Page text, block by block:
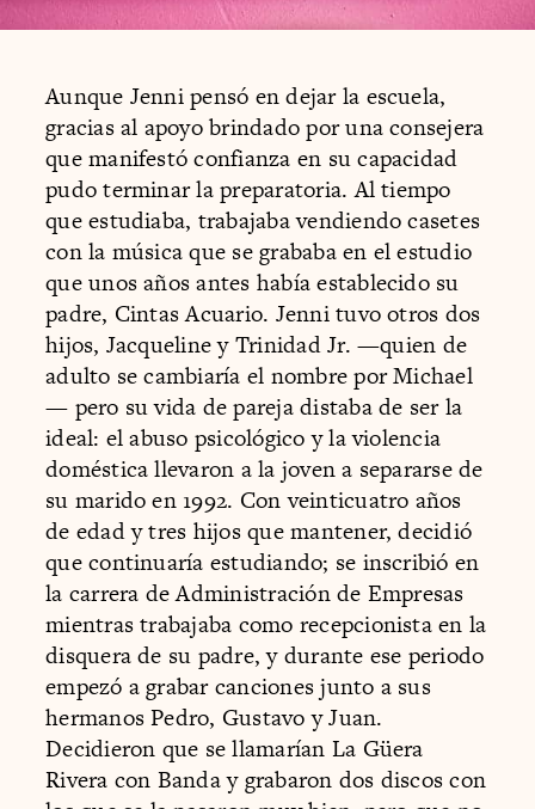
Aunque Jenni pensó en dejar la escuela,
gracias al apoyo brindado por una consejera
que manifestó confianza en su capacidad
pudo terminar la preparatoria. Al tiempo
que estudiaba, trabajaba vendiendo casetes
con la música que se grababa en el estudio
que unos años antes había establecido su
padre, Cintas Acuario. Jenni tuvo otros dos
hijos, Jacqueline y Trinidad Jr. —quien de
adulto se cambiaría el nombre por Michael
— pero su vida de pareja distaba de ser la
ideal: el abuso psicológico y la violencia
doméstica llevaron a la joven a separarse de
su marido en 1992. Con veinticuatro años
de edad y tres hijos que mantener, decidió
que continuaría estudiando; se inscribió en
la carrera de Administración de Empresas
mientras trabajaba como recepcionista en la
disquera de su padre, y durante ese periodo
empezó a grabar canciones junto a sus
hermanos Pedro, Gustavo y Juan.
Decidieron que se llamarían La Güera
Rivera con Banda y grabaron dos discos con